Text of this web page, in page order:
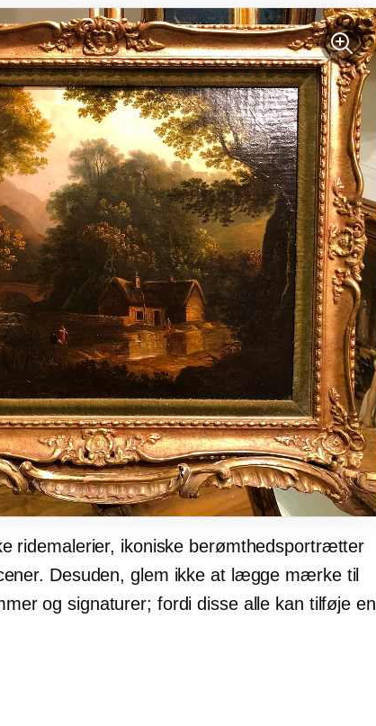
ridemalerier, ikoniske berømthedsportrætter
Desuden, glem ikke at lægge mærke til
og signaturer; fordi disse alle kan tilføje en